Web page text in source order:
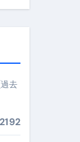
コツと、失敗し
大
去
2192